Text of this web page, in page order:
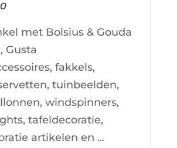
met Bolsius & Gouda
Gusta
fakkels,
tuinbeelden,
windspinners,
tafeldecoratie,
artikelen en ...